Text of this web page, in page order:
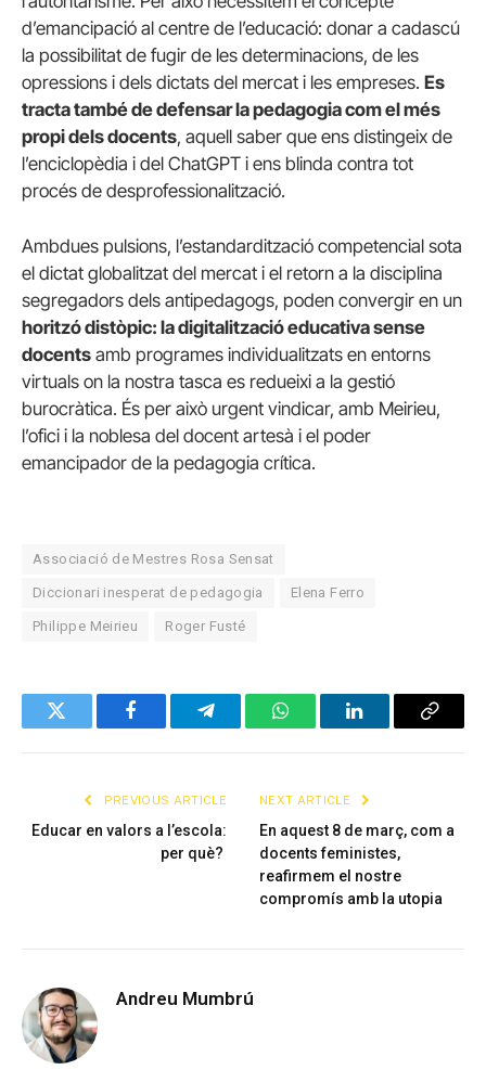
d’emancipació al centre de l’educació: donar a cadascú
la possibilitat de fugir de les determinacions, de les
opressions i dels dictats del mercat i les empreses. Es
tracta també de defensar la pedagogia com el més
propi dels docents, aquell saber que ens distingeix de
l’enciclopèdia i del ChatGPT i ens blinda contra tot
procés de desprofessionalització.
Ambdues pulsions, l’estandardització competencial sota
el dictat globalitzat del mercat i el retorn a la disciplina
segregadors dels antipedagogs, poden convergir en un
horitzó distòpic: la digitalització educativa sense
docents amb programes individualitzats en entorns
virtuals on la nostra tasca es redueixi a la gestió
burocràtica. És per això urgent vindicar, amb Meirieu,
l’ofici i la noblesa del docent artesà i el poder
emancipador de la pedagogia crítica.
Associació de Mestres Rosa Sensat
Diccionari inesperat de pedagogia Elena Ferro
Philippe Meirieu Roger Fusté
Twitter FacebookTelegramWhatsAppLinkedInCopy
PREVIOUS ARTICLE
Educar en valors a l’escola:
per què?
NEXT ARTICLE
En aquest 8 de març, com a
docents feministes,
reafirmem el nostre
compromís amb la utopia
Andreu Mumbrú